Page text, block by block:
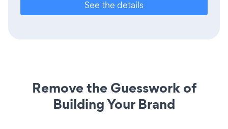
See the details
Remove the Guesswork of
Building Your Brand